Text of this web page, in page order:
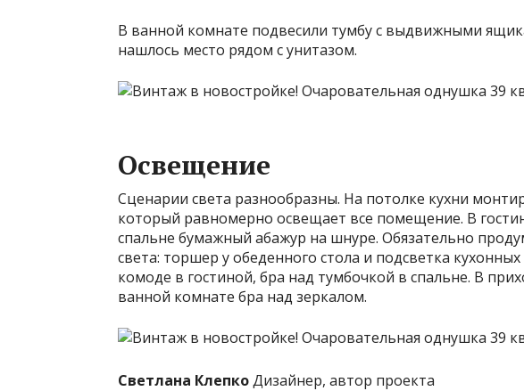
В ванной комнате подвесили тумбу с выдвижными
нашлось место рядом с унитазом.
Освещение
Сценарии света разнообразны. На потолке кухни
который равномерно освещает все помещение. В
спальне бумажный абажур на шнуре. Обязательно
света: торшер у обеденного стола и подсветка
комоде в гостиной, бра над тумбочкой в спальне. В
ванной комнате бра над зеркалом.
Светлана КлепкоДизайнер, автор проекта